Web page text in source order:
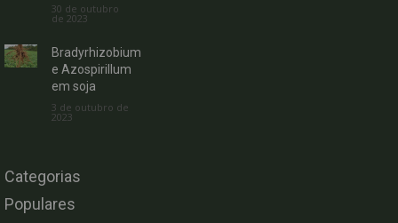
30 de outubro
de 2023
Bradyrhizobium
e Azospirillum
em soja
3 de outubro de
2023
Categorias
Populares